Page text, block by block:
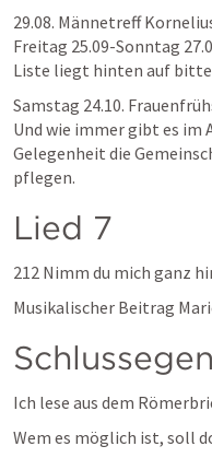
29.08. Männetreff
Freitag 25.09-Sonntag
Liste liegt hinten auf
Samstag 24.10.
Und wie immer gibt es im
Gelegenheit die
pflegen.
Lied 7
212 Nimm du mich ganz
Musikalischer Beitrag
Schlussegen
Ich lese aus dem
Wem es möglich ist, soll